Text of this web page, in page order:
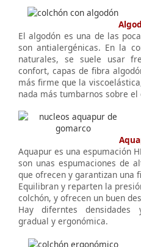
El algodón es una de las
son antialergénicas. En la
naturales, se suele usar
confort, capas de fibra
más firme que la
nada más tumbarnos sobre el
Aquapur es una espumación
son unas espumaciones de
que ofrecen y garantizan una
Equilibran y reparten la
colchón, y ofrecen un buen
Hay diferntes densidades
gradual y ergonómica.